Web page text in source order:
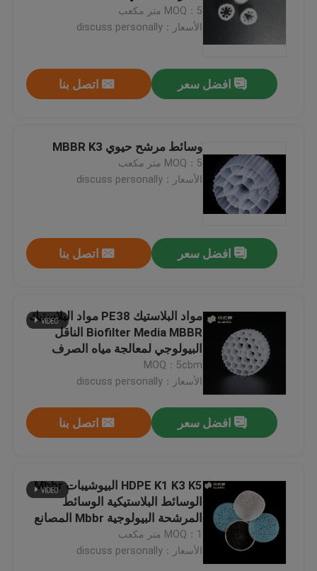
MOQ：5 متر مكعب
الأسعار：discuss personally
افضل سعر اتصل بنا
وسائط مرشح حيوي MBBR K3
MOQ：5 متر مكعب
الأسعار：discuss personally
افضل سعر اتصل بنا
مواد البلاستيك PE38 مواد البلاستيك
Biofilter Media MBBR الناقل
البيولوجي لمعالجة مياه الصرف
الصحي
MOQ：5cbm
الأسعار：discuss personally
افضل سعر اتصل بنا
HDPE K1 K3 K5 البيوشيبات Mbbr
الوسائط البلاستيكية الوسائط
المرشحة البيولوجية Mbbr المصانع
لمعالجة مياه الصرف الصحي
MOQ：1 متر مكعب
الأسعار：discuss personally